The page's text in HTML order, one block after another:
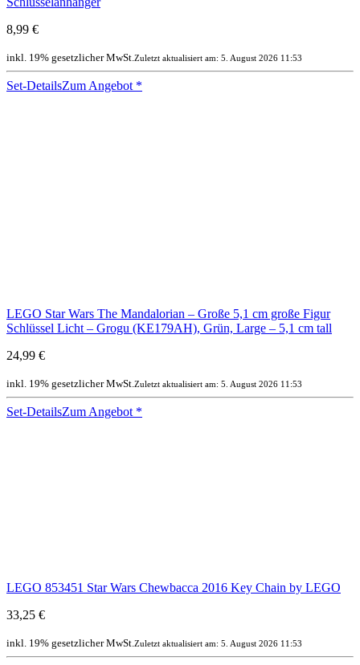
8,99 €
inkl. 19% gesetzlicher MwSt. Zuletzt aktualisiert am: 5. August 2026 11:53
Set-DetailsZum Angebot *
LEGO Star Wars The Mandalorian – Große 5,1 cm große Figur
Schlüssel Licht – Grogu (KE179AH), Grün, Large – 5,1 cm tall
24,99 €
inkl. 19% gesetzlicher MwSt. Zuletzt aktualisiert am: 5. August 2026 11:53
Set-DetailsZum Angebot *
LEGO 853451 Star Wars Chewbacca 2016 Key Chain by LEGO
33,25 €
inkl. 19% gesetzlicher MwSt. Zuletzt aktualisiert am: 5. August 2026 11:53